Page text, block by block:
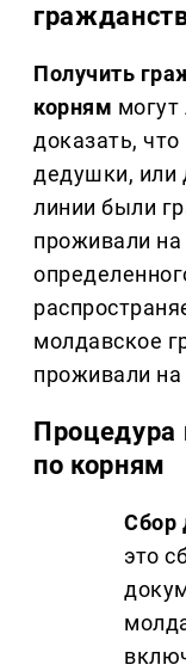
Получить
корням
доказать,
дедушки, или
линии были
проживали на
молдавское
проживали на
Процедура
по корням
Сбор
это